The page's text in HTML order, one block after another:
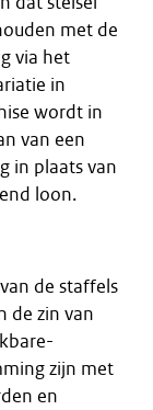
met de
via het
in
wordt in
van een
in plaats van
loon.
de staffels
de zin van
zijn met
en